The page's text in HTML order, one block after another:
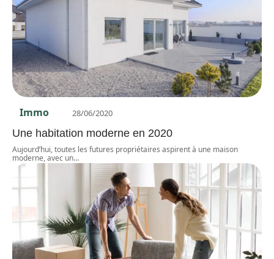
Immo 28/06/2020
Une habitation moderne en 2020
Aujourd’hui, toutes les futures propriétaires aspirent à une maison
moderne, avec un…